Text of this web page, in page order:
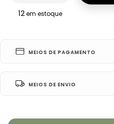
12em estoque
MEIOS DE PAGAMENTO
MEIOS DE ENVIO